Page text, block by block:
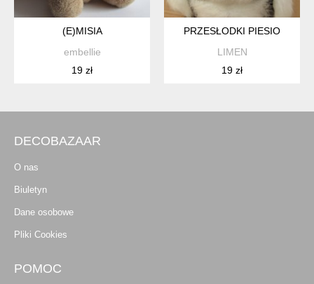
(E)MISIA
embellie
19 zł
PRZESŁODKI PIESIO
LIMEN
19 zł
DECOBAZAAR
O nas
Biuletyn
Dane osobowe
Pliki Cookies
POMOC